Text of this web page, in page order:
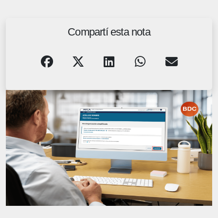
Compartí esta nota